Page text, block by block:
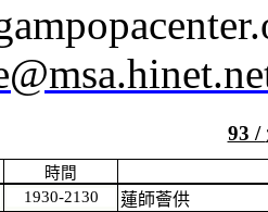
93 /
時間
1930-2130
蓮師薈供